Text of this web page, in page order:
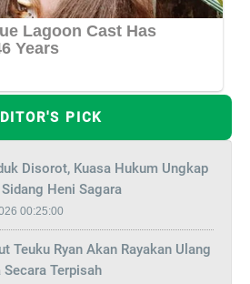
PICK
Disorot, Kuasa Hukum Ungkap
Heni Sagara
00:25:00
Teuku Ryan Akan Rayakan Ulang
Secara Terpisah